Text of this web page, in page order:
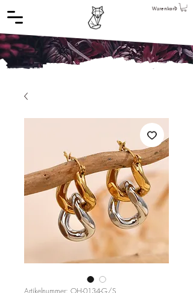
Warenkorb